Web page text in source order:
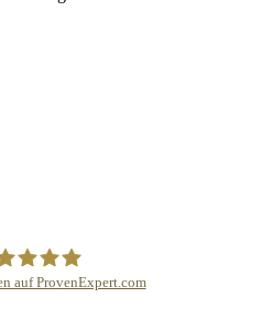
auf ProvenExpert.com